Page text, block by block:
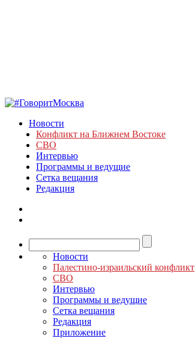
Новости
Конфликт на Ближнем Востоке
СВО
Интервью
Программы и ведущие
Сетка вещания
Редакция
Новости
Палестино-израильский конфликт
СВО
Интервью
Программы и ведущие
Сетка вещания
Редакция
Приложение